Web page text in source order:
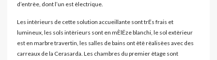
d’entrèe, dont l’un est èlectrique.
Les intèrieurs de cette solution accueillante sont trËs frais et
lumineux, les sols intèrieurs sont en mÈlËze blanchi, le sol extèrieur
est en marbre travertin, les salles de bains ont ètè rèalisèes avec des
carreaux de la Cerasarda. Les chambres du premier ètage sont